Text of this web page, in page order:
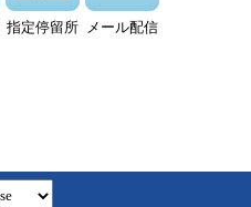
指定停留所 メール配信